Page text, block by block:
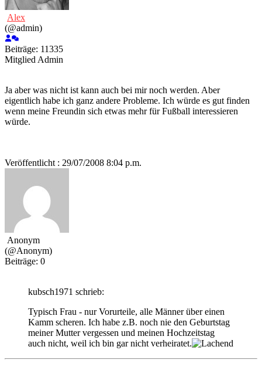
Alex
(@admin)
Beiträge: 11335
Mitglied Admin
Ja aber was nicht ist kann auch bei mir noch werden. Aber
eigentlich habe ich ganz andere Probleme. Ich würde es gut finden
wenn meine Freundin sich etwas mehr für Fußball interessieren
würde.
Veröffentlicht : 29/07/2008 8:04 p.m.
Anonym
(@Anonym)
Beiträge: 0
kubsch1971 schrieb:
Typisch Frau - nur Vorurteile, alle Männer über einen
Kamm scheren. Ich habe z.B. noch nie den Geburtstag
meiner Mutter vergessen und meinen Hochzeitstag
auch nicht, weil ich bin gar nicht verheiratet.